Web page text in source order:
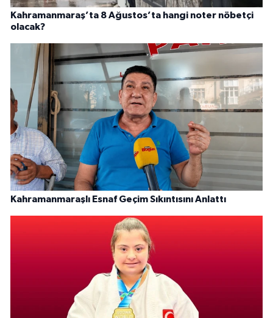
Kahramanmaraş’ta 8 Ağustos’ta hangi noter nöbetçi
olacak?
Kahramanmaraşlı Esnaf Geçim Sıkıntısını Anlattı